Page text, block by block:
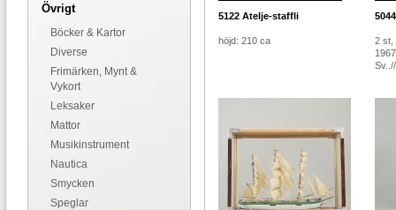
Övrigt
Böcker & Kartor
Diverse
Frimärken, Mynt &
Vykort
Leksaker
Mattor
Musikinstrument
Nautica
Smycken
Speglar
5122 Atelje-staffli
höjd: 210 ca
5044
2 st,
Sv..//